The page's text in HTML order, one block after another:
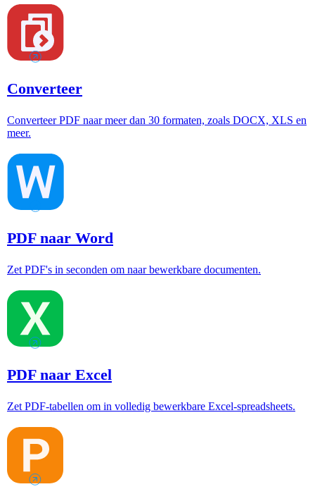
Converteer
Converteer PDF naar meer dan 30 formaten, zoals DOCX, XLS en
meer.
PDF naar Word
Zet PDF's in seconden om naar bewerkbare documenten.
PDF naar Excel
Zet PDF-tabellen om in volledig bewerkbare Excel-spreadsheets.